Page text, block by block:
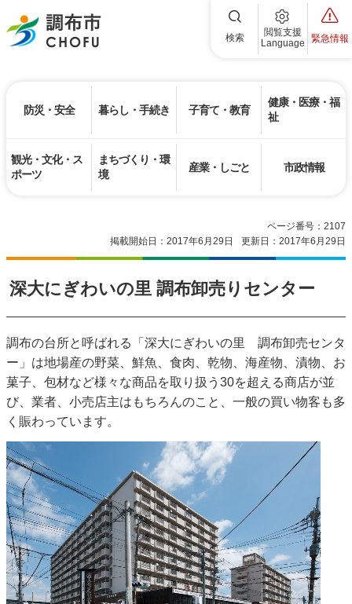
調布市 検索
閲覧支援
Language
緊急情報
防災・安全 暮らし・手続き 子育て・教育
健康・医療・福
祉
観光・文化・ス
ポーツ
まちづくり・環
境
産業・しごと 市政情報
ページ番号：2107
掲載開始日：2017年6月29日
更新日：2017年6月29日
深大にぎわいの里 調布卸売りセンター
調布の台所と呼ばれる「深大にぎわいの里 調布卸売センタ
ー」は地場産の野菜、鮮魚、食肉、乾物、海産物、漬物、お
菓子、包材など様々な商品を取り扱う30を超える商店が並
び、業者、小売店主はもちろんのこと、一般の買い物客も多
く賑わっています。